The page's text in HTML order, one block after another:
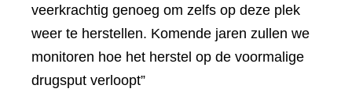
veerkrachtig genoeg om zelfs op deze plek
weer te herstellen. Komende jaren zullen we
monitoren hoe het herstel op de voormalige
drugsput verloopt”